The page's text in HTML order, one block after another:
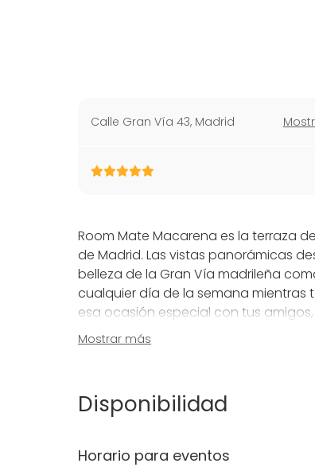
Calle Gran Vía 43, Madrid
Room Mate Macarena es la terraza
de Madrid. Las vistas panorámicas
belleza de la Gran Vía madrileña
cualquier día de la semana mientras
esa ocasión especial con tus
Diseñada por el aclamado
vistas a la Gran Vía.
Mostrar más
Disponibilidad
Horario para eventos